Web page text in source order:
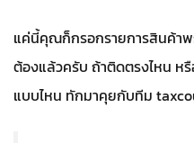
แค่นี้คุณก็กรอกรายการสินค้า
ต้องแล้วครับ ถ้าติดตรงไหน ห
แบบไหน ทักมาคุยกับทีม